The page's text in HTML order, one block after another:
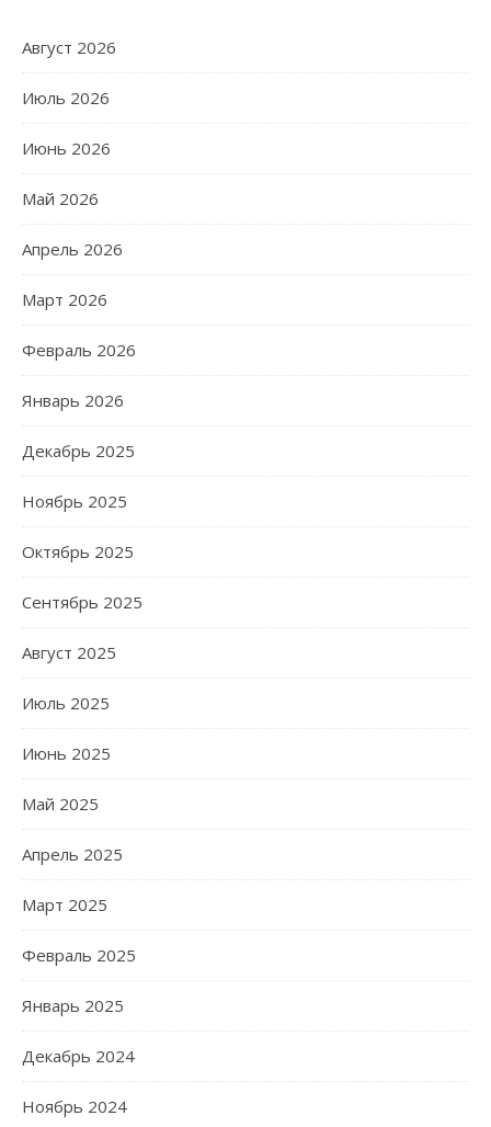
Август 2026
Июль 2026
Июнь 2026
Май 2026
Апрель 2026
Март 2026
Февраль 2026
Январь 2026
Декабрь 2025
Ноябрь 2025
Октябрь 2025
Сентябрь 2025
Август 2025
Июль 2025
Июнь 2025
Май 2025
Апрель 2025
Март 2025
Февраль 2025
Январь 2025
Декабрь 2024
Ноябрь 2024